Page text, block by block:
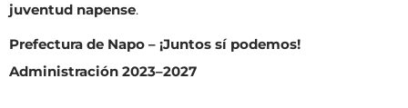
juventud napense.
Prefectura de Napo – ¡Juntos sí podemos!
Administración 2023–2027